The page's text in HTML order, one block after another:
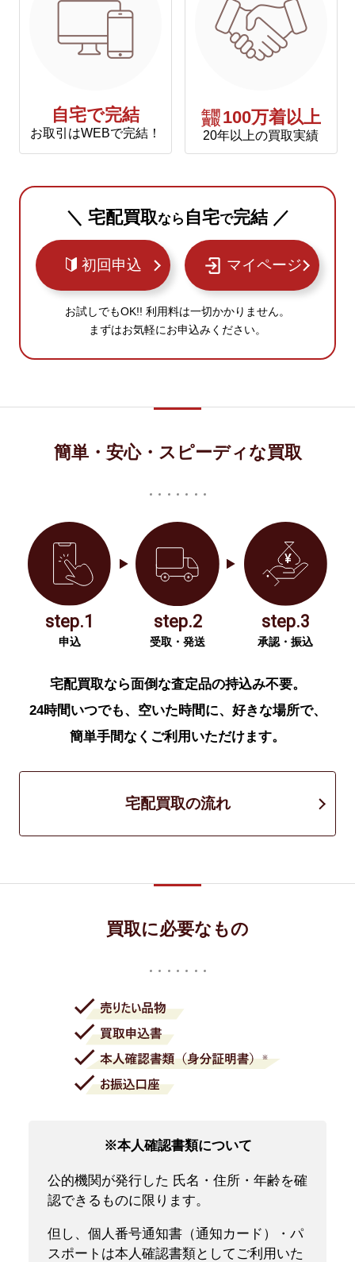
自宅で完結
お取引はWEBで完結！
年間
買取 100万着以上
20年以上の買取実績
＼ 宅配買取なら 自宅で完結 ／
初回申込 マイページ
お試しでもOK!! 利用料は一切かかりません。
まずはお気軽にお申込みください。
簡単・安心・スピーディな買取
step.1
申込
step.2
受取・発送
step.3
承認・振込
宅配買取なら面倒な査定品の持込み不要。
24時間いつでも、空いた時間に、好きな場所で、
簡単手間なくご利用いただけます。
宅配買取の流れ
買取に必要なもの
※本人確認書類について
公的機関が発行した 氏名・住所・年齢を確
認できるものに限ります。
但し、個人番号通知書（通知カード）・パ
スポートは本人確認書類としてご利用いた